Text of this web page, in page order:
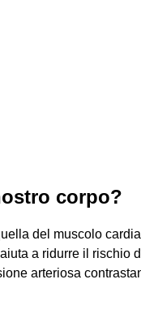
corpo?
del muscolo
a ridurre il rischio
arteriosa